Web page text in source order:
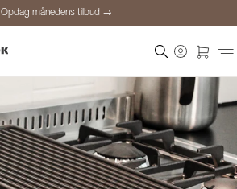
Opdag månedens tilbud →
Personlig rådgivning
Opdag månedens tilbud →